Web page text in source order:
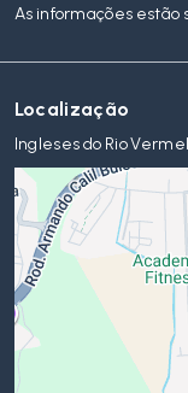
As informações estão
Localização
Ingleses do Rio